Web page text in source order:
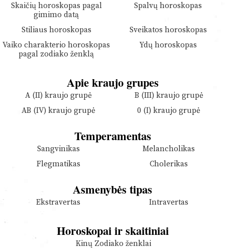
Skaičių horoskopas pagal
gimimo datą
Spalvų horoskopas
Stiliaus horoskopas
Sveikatos horoskopas
Vaiko charakterio horoskopas
pagal zodiako ženklą
Ydų horoskopas
Apie kraujo grupes
A (II) kraujo grupė
B (III) kraujo grupė
AB (IV) kraujo grupė
0 (I) kraujo grupė
Temperamentas
Sangvinikas
Melancholikas
Flegmatikas
Cholerikas
Asmenybės tipas
Ekstravertas Intravertas
Horoskopai ir skaitiniai
Kinų Zodiako ženklai